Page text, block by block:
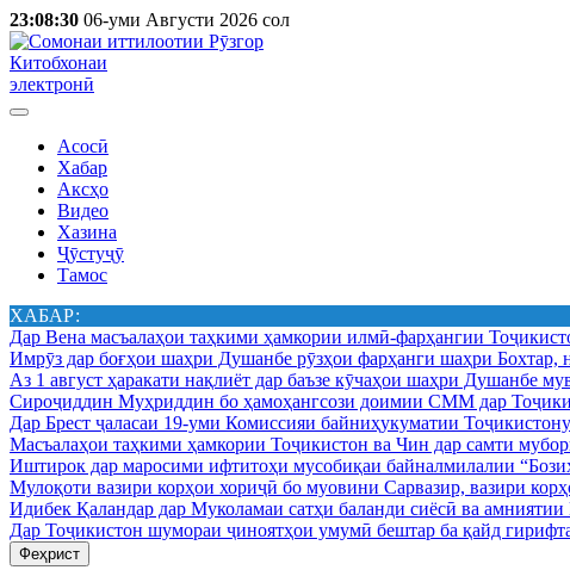
23:08:30 06-уми Августи 2026 сол
Китобхонаи
электронӣ
Асосӣ
Хабар
Аксҳо
Видео
Хазина
Ҷӯстуҷӯ
Тамос
ХАБАР:
Дар Вена масъалаҳои таҳкими ҳамкории илмӣ-фарҳангии
Имрӯз дар боғҳои шаҳри Душанбе рӯзҳои фарҳанги шаҳри Бохтар,
Аз 1 август ҳаракати нақлиёт дар баъзе кӯчаҳои шаҳри Душанбе
Сироҷиддин Муҳриддин бо ҳамоҳангсози доимии СММ дар
Дар Брест ҷаласаи 19-уми Комиссияи байниҳукуматии
Масъалаҳои таҳкими ҳамкории Тоҷикистон ва Чин дар самти
Иштирок дар маросими ифтитоҳи мусобиқаи байналмилалии
Мулоқоти вазири корҳои хориҷӣ бо муовини Сарвазир, вазири
Идибек Қаландар дар Муколамаи сатҳи баланди сиёсӣ ва
Дар Тоҷикистон шумораи ҷиноятҳои умумӣ бештар ба қайд
Феҳрист